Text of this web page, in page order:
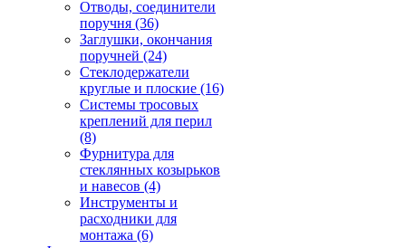
Отводы, соединители
поручня (36)
Заглушки, окончания
поручней (24)
Стеклодержатели
круглые и плоские (16)
Системы тросовых
креплений для перил
(8)
Фурнитура для
стеклянных козырьков
и навесов (4)
Инструменты и
расходники для
монтажа (6)